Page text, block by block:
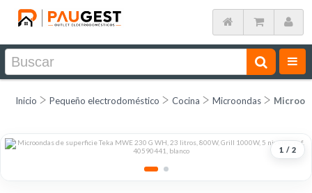
Inicio Pequeño electrodoméstico Cocina Microondas
1 / 2